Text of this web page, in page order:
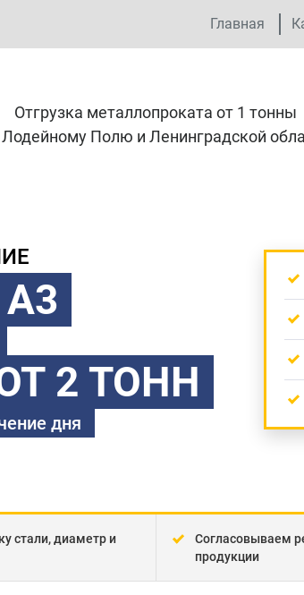
Главная
Отгрузка металлопроката от 1 тонны
Лодейному Полю и Ленинградской
2 ТОНН
дня
стали, диаметр и
Согласовываем
продукции